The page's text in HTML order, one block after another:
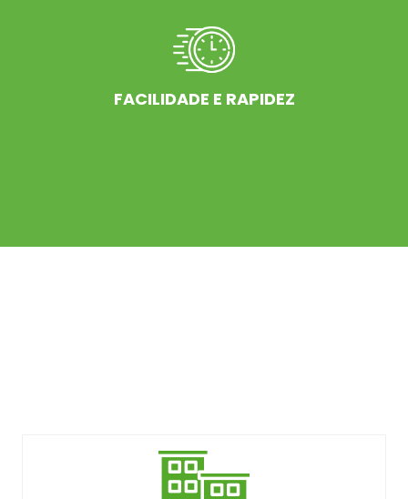
FACILIDADE E RAPIDEZ